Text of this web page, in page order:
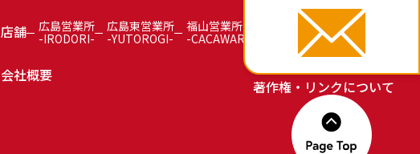
店舗
広島営業所
-IRODORI-
広島東営業所
-YUTOROGI-
福山営業所
-CACAWARI-
会社概要
お問い合わせ
プライバシーポリシー
著作権・リンクについて